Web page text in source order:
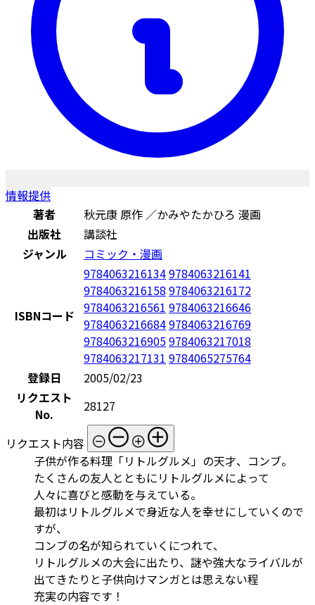
情報提供
著者
秋元康 原作 ／かみやたかひろ 漫画
出版社
講談社
ジャンル
コミック・漫画
ISBNコード
97840632161349784063216141
9784063216158 9784063216172
9784063216561 9784063216646
97840632166849784063216769
97840632169059784063217018
9784063217131 9784065275764
登録日
2005/02/23
リクエスト
No.
28127
リクエスト内容
子供が作る料理「リトルグルメ」の天才、コンブ。
たくさんの友人とともにリトルグルメによって
人々に喜びと感動を与えている。
最初はリトルグルメで身近な人を幸せにしていくので
すが、
コンブの名が知られていくにつれて、
リトルグルメの大会に出たり、謎や強大なライバルが
出てきたりと子供向けマンガとは思えない程
充実の内容です！